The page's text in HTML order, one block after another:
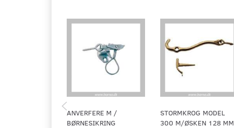
ANVERFERE M /
BØRNESIKRING
STORMKROG MODEL
300 M/ØSKEN 128 MM